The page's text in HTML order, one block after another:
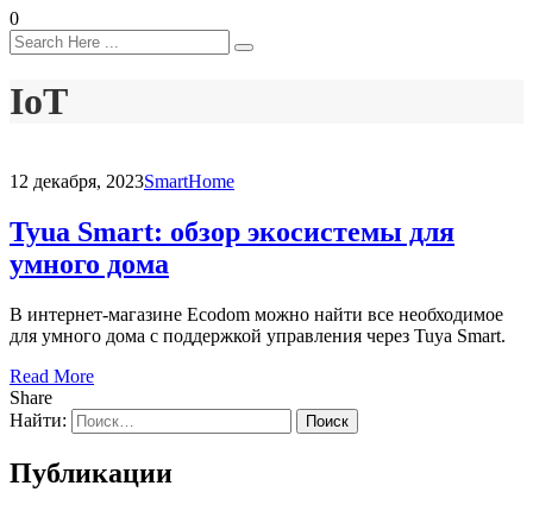
0
IoT
12 декабря, 2023SmartHome
Tyua Smart: обзор экосистемы для
умного дома
В интернет-магазине Ecodom можно найти все необходимое
для умного дома с поддержкой управления через Tuya Smart.
Read More
Share
Найти:
Публикации